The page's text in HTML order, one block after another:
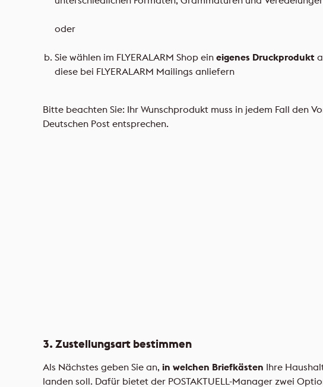
oder
Sie wählen im FLYERALARM Shop ein eigenes Druckprodukt
diese bei FLYERALARM Mailings anliefern
Bitte beachten Sie: Ihr Wunschprodukt muss in jedem Fall den
Deutschen Post entsprechen.
3. Zustellungsart bestimmen
Als Nächstes geben Sie an, in welchen Briefkästen Ihre
landen soll. Dafür bietet der POSTAKTUELL-Manager zwei